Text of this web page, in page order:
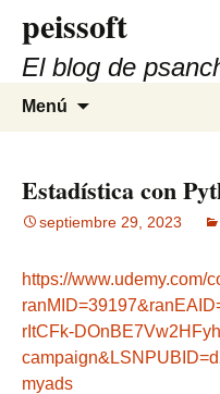
contenido
peissoft
El blog de
Menú
Estadística con
septiembre 29, 2023
https://www.udemy.com/
rItCFk-
myads